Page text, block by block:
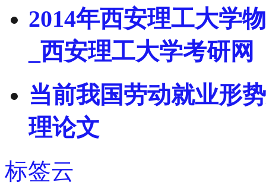
2014年西安理工大学
_西安理工大学考研网
当前我国劳动就业形
理论文
标签云